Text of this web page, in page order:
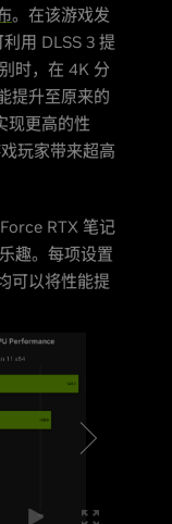
。在该游戏发
用 DLSS 3 提
时，在 4K 分
提升至原来的
现更高的性
玩家带来超高
RTX 笔记
趣。每项设置
可以将性能提